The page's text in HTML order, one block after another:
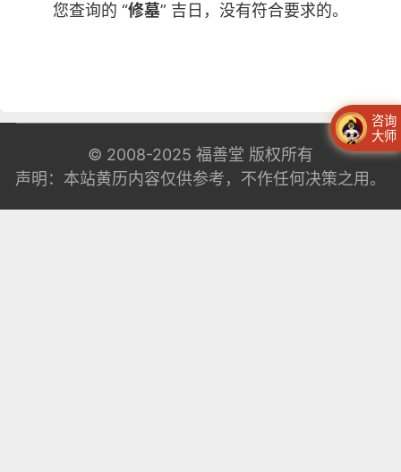
您查询的 “修墓” 吉日，没有符合要求的。
© 2008-2025 福善堂 版权所有
声明：本站黄历内容仅供参考，不作任何决策之用。
咨询
大师